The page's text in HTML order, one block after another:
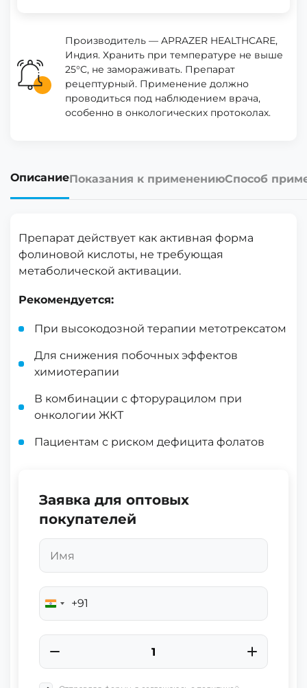
Производитель — APRAZER HEALTHCARE,
Индия. Хранить при температуре не выше
25°C, не замораживать. Препарат
рецептурный. Применение должно
проводиться под наблюдением врача,
особенно в онкологических протоколах.
ОписаниеПоказания к применениюСпособ
Препарат действует как активная форма
фолиновой кислоты, не требующая
метаболической активации.
Рекомендуется:
При высокодозной терапии метотрексатом
Для снижения побочных эффектов
химиотерапии
В комбинации с фторурацилом при
онкологии ЖКТ
Пациентам с риском дефицита фолатов
Заявка для оптовых
покупателей
India
+91
+91